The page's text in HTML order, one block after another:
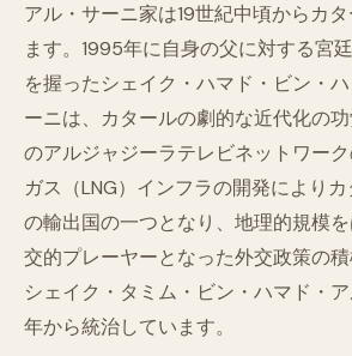
アル・サーニ家は19世紀中頃からカタ
ます。1995年に自身の父に対する宮
を握ったシェイク・ハマド・ビン・ハ
ーニは、カタールの劇的な近代化の功
のアルジャジーラテレビネットワーク
ガス（LNG）インフラの開発によりカ
の輸出国の一つとなり、地理的規模を
交的プレーヤーとなった外交政策の積
シェイク・タミム・ビン・ハマド・ア
年から統治しています。